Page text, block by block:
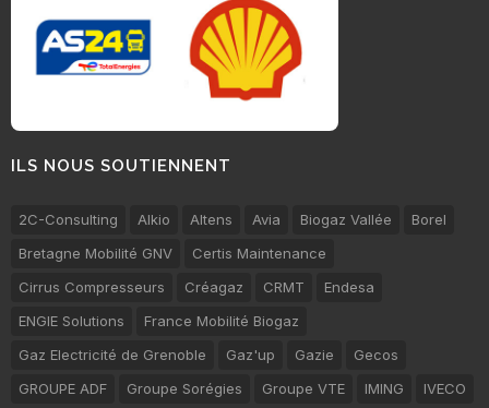
ILS NOUS SOUTIENNENT
2C-Consulting Alkio Altens Avia Biogaz Vallée
Borel
Bretagne Mobilité GNV
Certis Maintenance
Cirrus Compresseurs
Créagaz CRMT
Endesa
ENGIE Solutions
France Mobilité Biogaz
Gaz Electricité de Grenoble
Gaz'up Gazie
Gecos
GROUPE ADF
Groupe Sorégies Groupe VTE IMING IVECO